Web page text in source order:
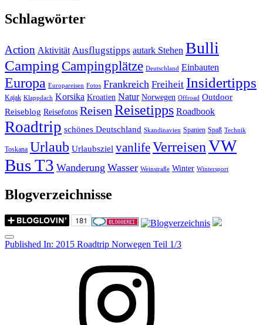
Schlagwörter
Action Aktivität Ausflugstipps autark Stehen Bulli
Camping Campingplätze Deutschland Einbauten
Europa Europareisen Fotos Frankreich Freiheit Insidertipps
Kajak Klappdach Korsika Kroatien Natur Norwegen Offroad Outdoor
Reiseblog Reisefotos ReisenReisetipps Roadbook
Roadtrip schönes Deutschland Skandinavien Spanien Spaß Technik
Toskana Urlaub Urlaubsziel vanlifeVerreisenVW
Bus T3 Wanderung Wasser Weinstraße Winter Wintersport
Blogverzeichnisse
Menu
Post
Published In: 2015 Roadtrip Norwegen Teil 1/3